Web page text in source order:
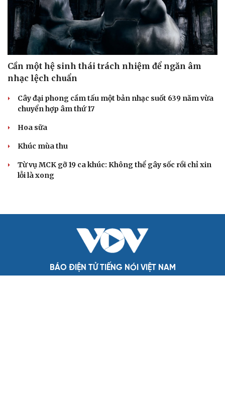
Cần một hệ sinh thái trách nhiệm để ngăn âm
nhạc lệch chuẩn
Cây đại phong cầm tấu một bản nhạc suốt 639 năm vừa
chuyển hợp âm thứ 17
Hoa sữa
Khúc mùa thu
Từ vụ MCK gỡ 19 ca khúc: Không thể gây sốc rồi chỉ xin
lỗi là xong
BÁO ĐIỆN TỬ TIẾNG NÓI VIỆT NAM